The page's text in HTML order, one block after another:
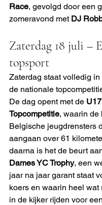
Race, gevolgd door een
zomeravond met DJ
Zaterdag 18 juli –
topsport
Zaterdag staat volledig in
de nationale
De dag opent met de
Topcompetitie, waarin de
Belgische jeugdrensters
aangaan over 61
daarna is het de beurt
Dames YC Trophy, een
jaar na jaar garant staat
koers en waarin heel wat
in de kijker rijden voor